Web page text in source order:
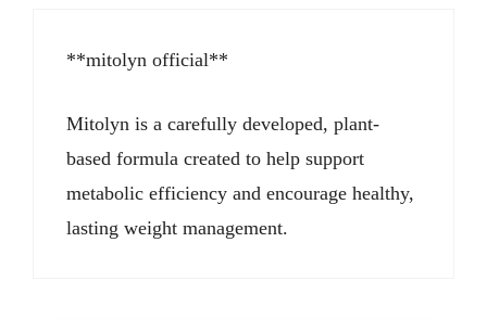
**mitolyn official**
Mitolyn is a carefully developed, plant-
based formula created to help support
metabolic efficiency and encourage healthy,
lasting weight management.